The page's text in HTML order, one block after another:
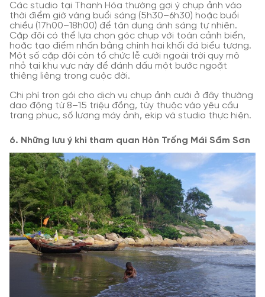
Các studio tại Thanh Hóa thường gợi ý chụp ảnh vào
thời điểm giờ vàng buổi sáng (5h30–6h30) hoặc buổi
chiều (17h00–18h00) để tận dụng ánh sáng tự nhiên.
Cặp đôi có thể lựa chọn góc chụp với toàn cảnh biển,
hoặc tạo điểm nhấn bằng chính hai khối đá biểu tượng.
Một số cặp đôi còn tổ chức lễ cưới ngoài trời quy mô
nhỏ tại khu vực này để đánh dấu một bước ngoặt
thiêng liêng trong cuộc đời.
Chi phí trọn gói cho dịch vụ chụp ảnh cưới ở đây thường
dao động từ 8–15 triệu đồng, tùy thuộc vào yêu cầu
trang phục, số lượng máy ảnh, ekip và studio thực hiện.
6. Những lưu ý khi tham quan Hòn Trống Mái Sầm Sơn